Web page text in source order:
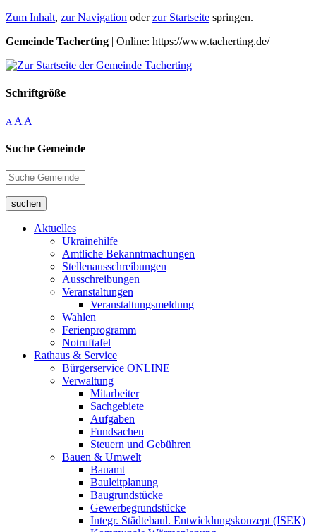
Zum Inhalt, zur Navigation oderzur Startseite springen.
Gemeinde Tacherting | Online: https://www.tacherting.de/
Schriftgröße
A A A
Suche Gemeinde
suchen
Aktuelles
Ukrainehilfe
Amtliche Bekanntmachungen
Stellenausschreibungen
Ausschreibungen
Veranstaltungen
Veranstaltungsmeldung
Wahlen
Ferienprogramm
Notruftafel
Rathaus & Service
Bürgerservice ONLINE
Verwaltung
Mitarbeiter
Sachgebiete
Aufgaben
Fundsachen
Steuern und Gebühren
Bauen & Umwelt
Bauamt
Bauleitplanung
Baugrundstücke
Gewerbegrundstücke
Integr. Städtebaul. Entwicklungskonzept (ISEK)